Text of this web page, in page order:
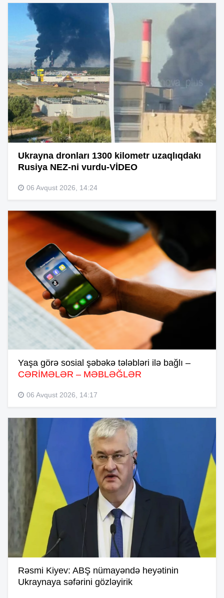
Ukrayna dronları 1300 kilometr uzaqlıqdakı
Rusiya NEZ-ni vurdu-VİDEO
06 Avqust 2026, 14:24
Yaşa görə sosial şəbəkə tələbləri ilə bağlı –
CƏRİMƏLƏR – MƏBLƏĞLƏR
06 Avqust 2026, 14:17
Rəsmi Kiyev: ABŞ nümayəndə heyətinin
Ukraynaya səfərini gözləyirik